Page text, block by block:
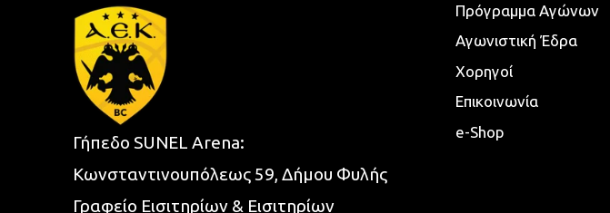
Γήπεδο SUNEL Arena:
Κωνσταντινουπόλεως 59, Δήμου Φυλής
Γραφείο Εισιτηρίων & Εισιτηρίων
Πρόγραμμα Αγώνων
Αγωνιστική Έδρα
Χορηγοί
Επικοινωνία
e-Shop